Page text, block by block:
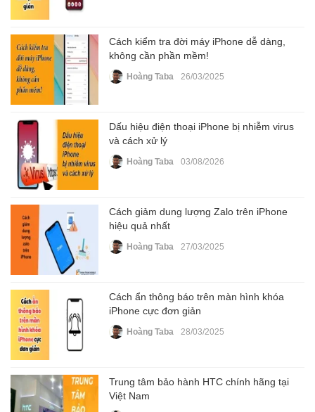
Cách kiểm tra đời máy iPhone dễ dàng,
không cần phần mềm!
Hoàng Taba 26/03/2025
Dấu hiệu điện thoại iPhone bị nhiễm virus
và cách xử lý
Hoàng Taba 03/08/2026
Cách giảm dung lượng Zalo trên iPhone
hiệu quả nhất
Hoàng Taba 27/03/2025
Cách ẩn thông báo trên màn hình khóa
iPhone cực đơn giản
Hoàng Taba 28/03/2025
Trung tâm bảo hành HTC chính hãng tại
Việt Nam